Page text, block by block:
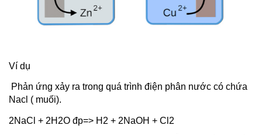
Ví dụ
Phản ứng xảy ra trong quá trình điện phân nước có chứa
Nacl ( muối).
2NaCl + 2H2O đp=> H2 + 2NaOH + Cl2